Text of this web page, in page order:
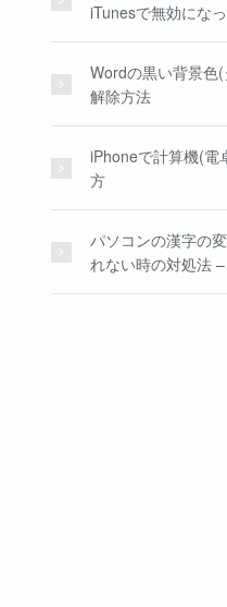
iTunesで無効になっ
Wordの黒い背景色
解除方法
iPhoneで計算機(電
方
パソコンの漢字の
れない時の対処法